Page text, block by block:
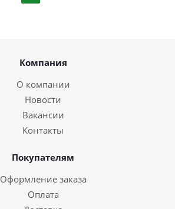
Компания
О компании
Новости
Вакансии
Контакты
Покупателям
Оформление заказа
Оплата